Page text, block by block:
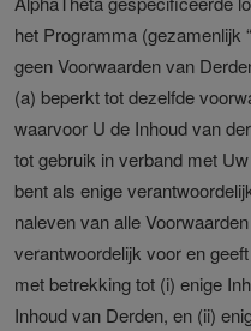
het Programma (gezamenlijk “
geen Voorwaarden van
(a) beperkt tot dezelfde
waarvoor U de Inhoud van
tot gebruik in verband met
bent als enige
naleven van alle
verantwoordelijk voor en
met betrekking tot (i) enige
Inhoud van Derden, en (ii)